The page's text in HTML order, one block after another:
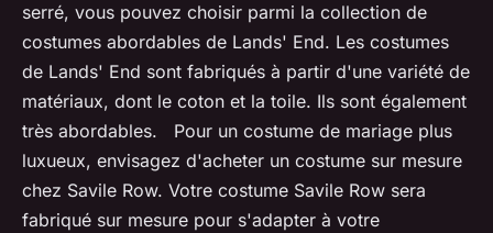
serré, vous pouvez choisir parmi la collection de
costumes abordables de Lands' End. Les costumes
de Lands' End sont fabriqués à partir d'une variété de
matériaux, dont le coton et la toile. Ils sont également
très abordables. Pour un costume de mariage plus
luxueux, envisagez d'acheter un costume sur mesure
chez Savile Row. Votre costume Savile Row sera
fabriqué sur mesure pour s'adapter à votre